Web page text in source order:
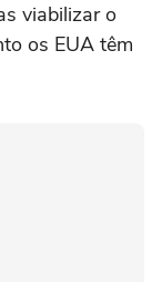
viabilizar o
os EUA têm